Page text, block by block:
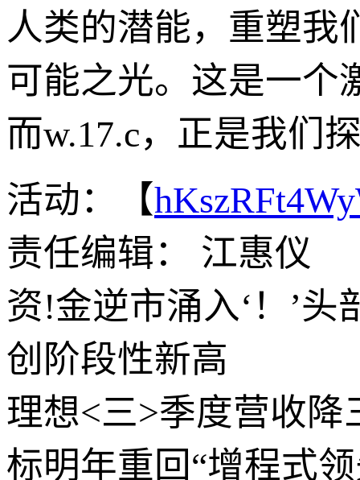
人类的潜能，重塑我
可能之光。这是一个
而w.17.c，正是我们
活动：【
责任编辑： 江惠仪
资!金逆市涌入‘！’
创阶段性新高
理想<三>季度营收降
标明年重回“增程式